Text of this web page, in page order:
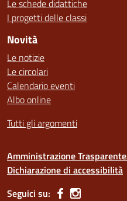
Le schede didattiche
I progetti delle classi
Novità
Le notizie
Le circolari
Calendario eventi
Albo online
Tutti gli argomenti
Amministrazione Trasparente
Dichiarazione di accessibilità
Seguici su: